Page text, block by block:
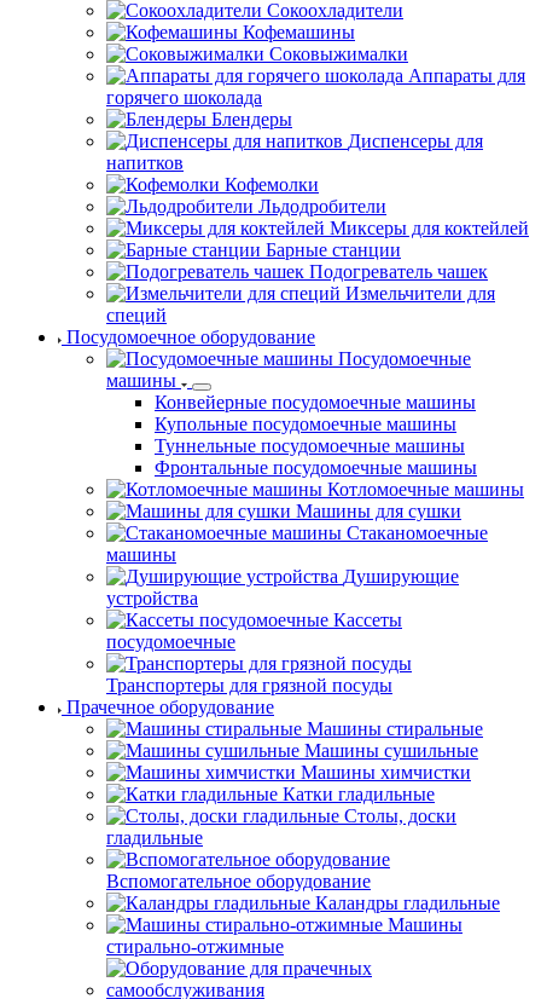
Сокоохладители
Кофемашины
Соковыжималки
Аппараты для
горячего шоколада
Блендеры
Диспенсеры для
напитков
Кофемолки
Льдодробители
Миксеры для коктейлей
Барные станции
Подогреватель чашек
Измельчители для
специй
Посудомоечное оборудование
Посудомоечные
машины
Конвейерные посудомоечные машины
Купольные посудомоечные машины
Туннельные посудомоечные машины
Фронтальные посудомоечные машины
Котломоечные машины
Машины для сушки
Стаканомоечные
машины
Душирующие
устройства
Кассеты
посудомоечные
Транспортеры для грязной посуды
Прачечное оборудование
Машины стиральные
Машины сушильные
Машины химчистки
Катки гладильные
Столы, доски
гладильные
Вспомогательное оборудование
Каландры гладильные
Машины
стирально-отжимные